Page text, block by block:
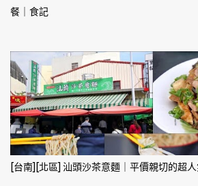
餐｜食記
[台南][北區] 汕頭沙茶意麵｜平價親切的超